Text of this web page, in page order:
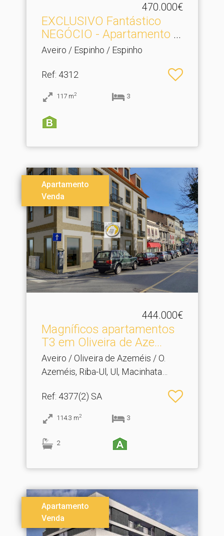
470.000€
EXCLUSIVO Fantástico
NEGÓCIO - Apartamento t.​
..
Aveiro / Espinho / Espinho
Ref: 4312
117 m2 3
Apartamento
Venda
444.000€
Magníficos apartamentos
T3 em Oliveira de Aze.​..
Aveiro / Oliveira de Azeméis / O.
Azeméis, Riba-Ul, Ul, Macinhata
Ref: 4377(2) SA
114.3 m2 3
2
Apartamento
Venda